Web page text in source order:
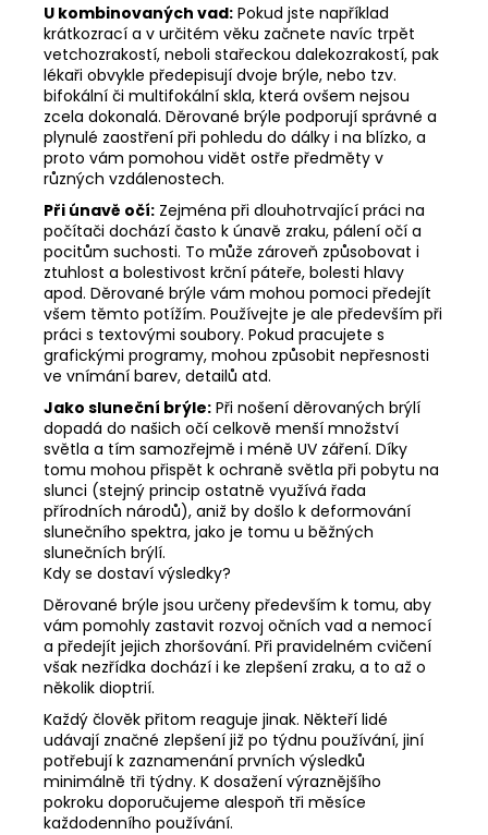
U kombinovaných vad: Pokud jste například
krátkozrací a v určitém věku začnete navíc trpět
vetchozrakostí, neboli stařeckou dalekozrakostí, pak
lékaři obvykle předepisují dvoje brýle, nebo tzv.
bifokální či multifokální skla, která ovšem nejsou
zcela dokonalá. Děrované brýle podporují správné a
plynulé zaostření při pohledu do dálky i na blízko, a
proto vám pomohou vidět ostře předměty v
různých vzdálenostech.
Při únavě očí: Zejména při dlouhotrvající práci na
počítači dochází často k únavě zraku, pálení očí a
pocitům suchosti. To může zároveň způsobovat i
ztuhlost a bolestivost krční páteře, bolesti hlavy
apod. Děrované brýle vám mohou pomoci předejít
všem těmto potížím. Používejte je ale především při
práci s textovými soubory. Pokud pracujete s
grafickými programy, mohou způsobit nepřesnosti
ve vnímání barev, detailů atd.
Jako sluneční brýle: Při nošení děrovaných brýlí
dopadá do našich očí celkově menší množství
světla a tím samozřejmě i méně UV záření. Díky
tomu mohou přispět k ochraně světla při pobytu na
slunci (stejný princip ostatně využívá řada
přírodních národů), aniž by došlo k deformování
slunečního spektra, jako je tomu u běžných
slunečních brýlí.
Kdy se dostaví výsledky?
Děrované brýle jsou určeny především k tomu, aby
vám pomohly zastavit rozvoj očních vad a nemocí
a předejít jejich zhoršování. Při pravidelném cvičení
však nezřídka dochází i ke zlepšení zraku, a to až o
několik dioptrií.
Každý člověk přitom reaguje jinak. Někteří lidé
udávají značné zlepšení již po týdnu používání, jiní
potřebují k zaznamenání prvních výsledků
minimálně tři týdny. K dosažení výraznějšího
pokroku doporučujeme alespoň tři měsíce
každodenního používání.